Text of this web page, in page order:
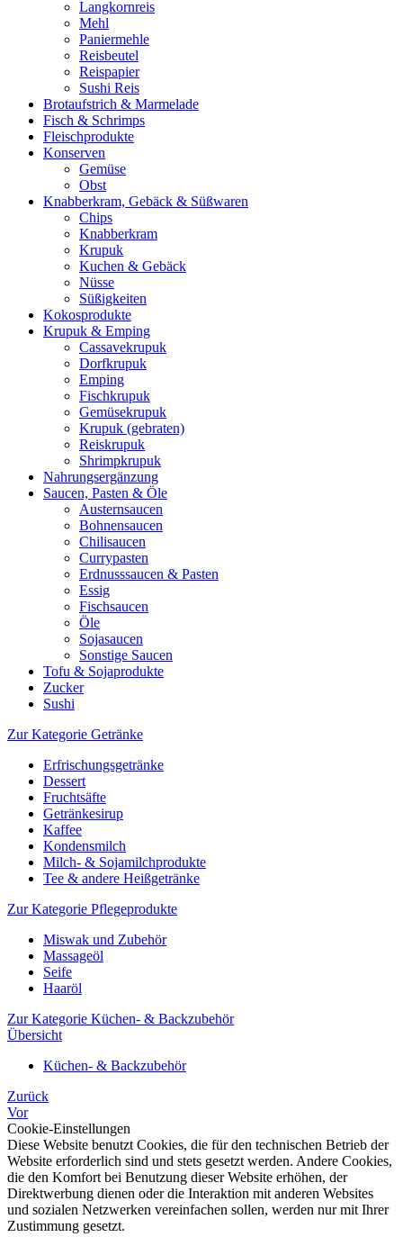
Langkornreis
Mehl
Paniermehle
Reisbeutel
Reispapier
Sushi Reis
Brotaufstrich & Marmelade
Fisch & Schrimps
Fleischprodukte
Konserven
Gemüse
Obst
Knabberkram, Gebäck & Süßwaren
Chips
Knabberkram
Krupuk
Kuchen & Gebäck
Nüsse
Süßigkeiten
Kokosprodukte
Krupuk & Emping
Cassavekrupuk
Dorfkrupuk
Emping
Fischkrupuk
Gemüsekrupuk
Krupuk (gebraten)
Reiskrupuk
Shrimpkrupuk
Nahrungsergänzung
Saucen, Pasten & Öle
Austernsaucen
Bohnensaucen
Chilisaucen
Currypasten
Erdnusssaucen & Pasten
Essig
Fischsaucen
Öle
Sojasaucen
Sonstige Saucen
Tofu & Sojaprodukte
Zucker
Sushi
Zur Kategorie Getränke
Erfrischungsgetränke
Dessert
Fruchtsäfte
Getränkesirup
Kaffee
Kondensmilch
Milch- & Sojamilchprodukte
Tee & andere Heißgetränke
Zur Kategorie Pflegeprodukte
Miswak und Zubehör
Massageöl
Seife
Haaröl
Zur Kategorie Küchen- & Backzubehör
Übersicht
Küchen- & Backzubehör
Zurück
Vor
Cookie-Einstellungen
Diese Website benutzt Cookies, die für den technischen Betrieb der
Website erforderlich sind und stets gesetzt werden. Andere Cookies,
die den Komfort bei Benutzung dieser Website erhöhen, der
Direktwerbung dienen oder die Interaktion mit anderen Websites
und sozialen Netzwerken vereinfachen sollen, werden nur mit Ihrer
Zustimmung gesetzt.